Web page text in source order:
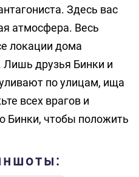
Здесь вас
атмосфера. Весь
локации дома
друзья Бинки и
по улицам, ища
всех врагов и
Бинки, чтобы положить